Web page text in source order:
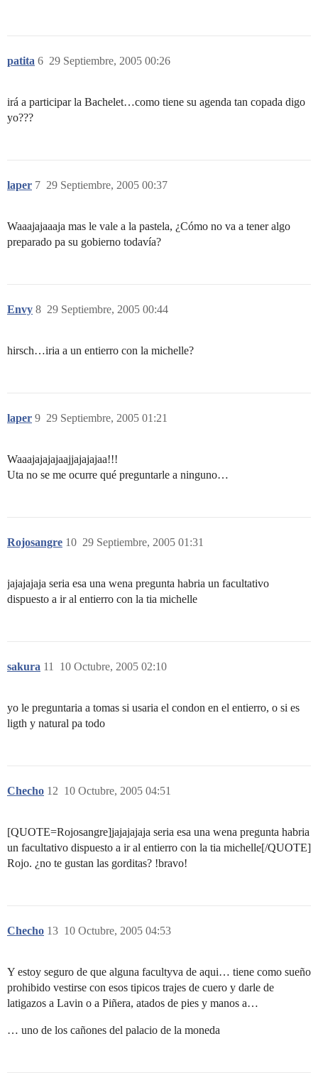
patita 29 Septiembre, 2005 00:26
6
irá a participar la Bachelet…como tiene su agenda tan copada digo
yo???
laper 29 Septiembre, 2005 00:37
7
Waaajajaaaja mas le vale a la pastela, ¿Cómo no va a tener algo
preparado pa su gobierno todavía?
Envy 29 Septiembre, 2005 00:44
8
hirsch…iria a un entierro con la michelle?
laper 29 Septiembre, 2005 01:21
9
Waaajajajajaajjajajajaa!!!
Uta no se me ocurre qué preguntarle a ninguno…
Rojosangre 29 Septiembre, 2005 01:31
10
jajajajaja seria esa una wena pregunta habria un facultativo
dispuesto a ir al entierro con la tia michelle
sakura 10 Octubre, 2005 02:10
11
yo le preguntaria a tomas si usaria el condon en el entierro, o si es
ligth y natural pa todo
Checho 10 Octubre, 2005 04:51
12
[QUOTE=Rojosangre]jajajajaja seria esa una wena pregunta habria
un facultativo dispuesto a ir al entierro con la tia michelle[/QUOTE]
Rojo. ¿no te gustan las gorditas? !bravo!
Checho 10 Octubre, 2005 04:53
13
Y estoy seguro de que alguna facultyva de aqui… tiene como sueño
prohibido vestirse con esos tipicos trajes de cuero y darle de
latigazos a Lavin o a Piñera, atados de pies y manos a…
… uno de los cañones del palacio de la moneda